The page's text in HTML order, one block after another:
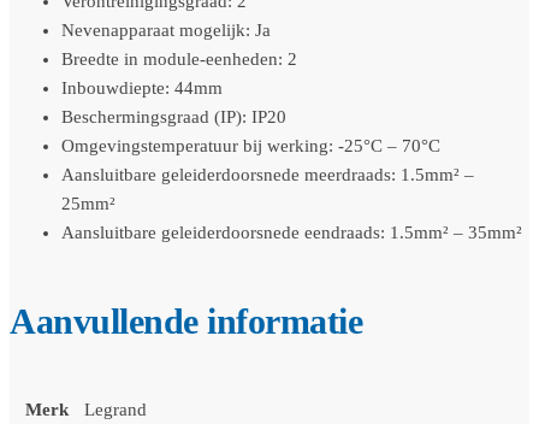
Nevenapparaat mogelijk: Ja
Breedte in module-eenheden: 2
Inbouwdiepte: 44mm
Beschermingsgraad (IP): IP20
Omgevingstemperatuur bij werking: -25°C – 70°C
Aansluitbare geleiderdoorsnede meerdraads: 1.5mm² –
25mm²
Aansluitbare geleiderdoorsnede eendraads: 1.5mm² – 35mm²
Aanvullende informatie
Merk Legrand